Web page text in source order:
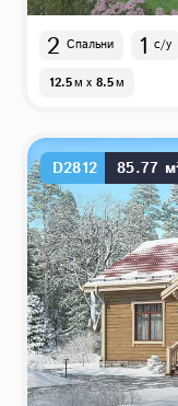
2 Спальни 1 с/у
12.5м x 8.5м
D2812 85.77